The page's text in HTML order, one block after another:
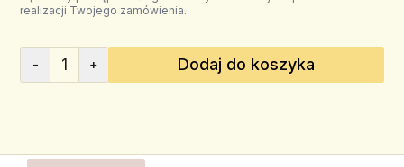
realizacji Twojego zamówienia.
- 1 + Dodaj do koszyka